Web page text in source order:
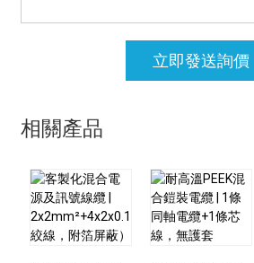
立即發送詢價
相關產品